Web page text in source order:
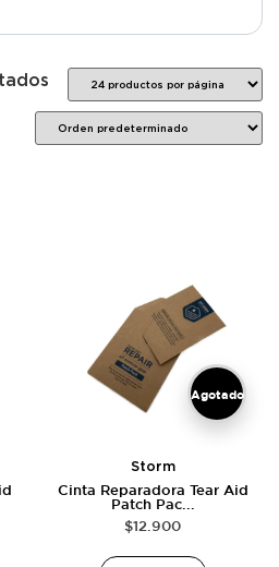
Agotado
Storm
Cinta Reparadora Tear Aid
Patch Pac...
$12.900